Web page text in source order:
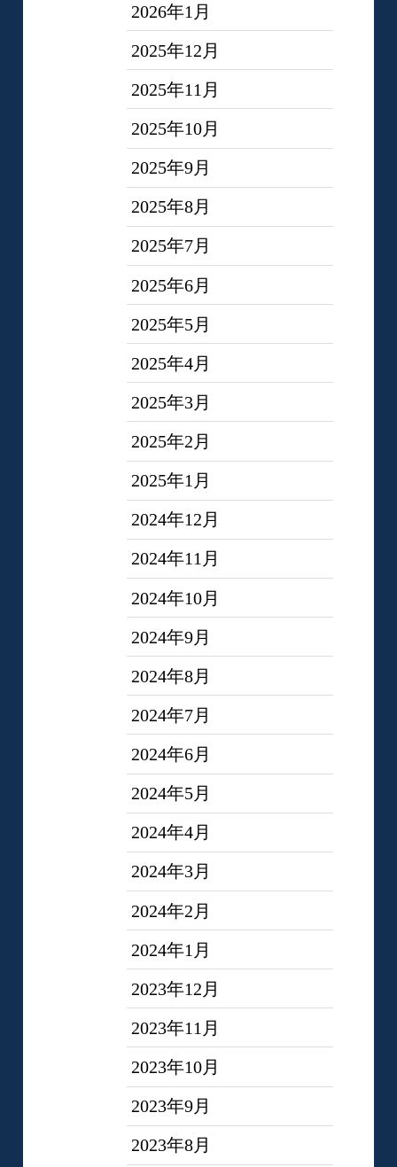
2026年1月
2025年12月
2025年11月
2025年10月
2025年9月
2025年8月
2025年7月
2025年6月
2025年5月
2025年4月
2025年3月
2025年2月
2025年1月
2024年12月
2024年11月
2024年10月
2024年9月
2024年8月
2024年7月
2024年6月
2024年5月
2024年4月
2024年3月
2024年2月
2024年1月
2023年12月
2023年11月
2023年10月
2023年9月
2023年8月